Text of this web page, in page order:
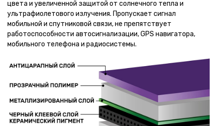
цвета и увеличенной защитой от солнечного тепла и
ультрафиолетового излучения. Пропускает сигнал
мобильной и спутниковой связи, не препятствует
работоспособности автосигнализации, GPS навигатора,
мобильного телефона и радиосистемы.